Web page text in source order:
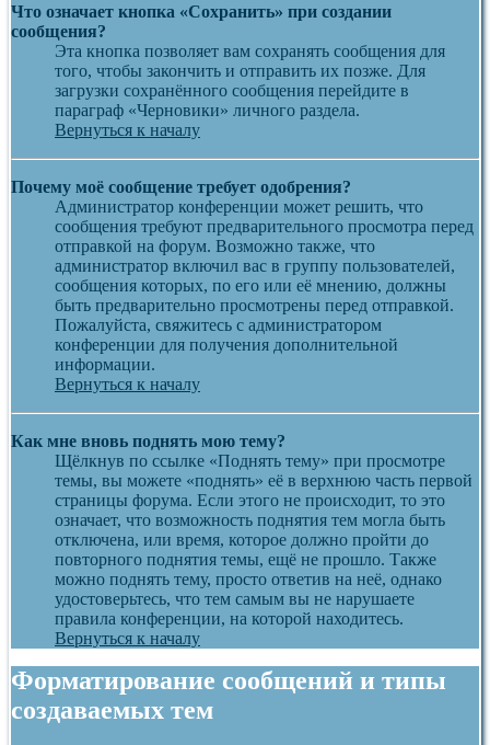
Что означает кнопка «Сохранить» при создании
сообщения?
Эта кнопка позволяет вам сохранять сообщения для
того, чтобы закончить и отправить их позже. Для
загрузки сохранённого сообщения перейдите в
параграф «Черновики» личного раздела.
Вернуться к началу
Почему моё сообщение требует одобрения?
Администратор конференции может решить, что
сообщения требуют предварительного просмотра перед
отправкой на форум. Возможно также, что
администратор включил вас в группу пользователей,
сообщения которых, по его или её мнению, должны
быть предварительно просмотрены перед отправкой.
Пожалуйста, свяжитесь с администратором
конференции для получения дополнительной
информации.
Вернуться к началу
Как мне вновь поднять мою тему?
Щёлкнув по ссылке «Поднять тему» при просмотре
темы, вы можете «поднять» её в верхнюю часть первой
страницы форума. Если этого не происходит, то это
означает, что возможность поднятия тем могла быть
отключена, или время, которое должно пройти до
повторного поднятия темы, ещё не прошло. Также
можно поднять тему, просто ответив на неё, однако
удостоверьтесь, что тем самым вы не нарушаете
правила конференции, на которой находитесь.
Вернуться к началу
Форматирование сообщений и типы
создаваемых тем